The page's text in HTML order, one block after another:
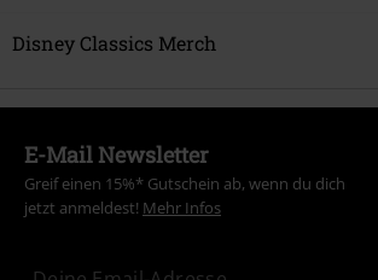
Disney Classics Merch
E-Mail Newsletter
Greif einen 15%* Gutschein ab, wenn du dich
jetzt anmeldest! Mehr Infos